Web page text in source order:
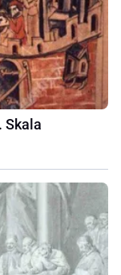
Skala